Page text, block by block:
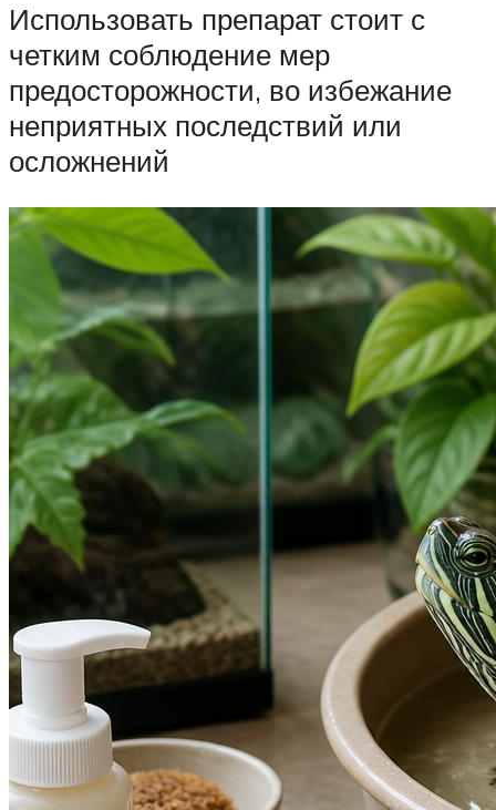
Использовать препарат стоит с
четким соблюдение мер
предосторожности, во избежание
неприятных последствий или
осложнений